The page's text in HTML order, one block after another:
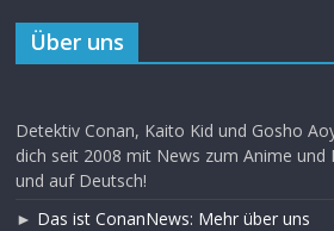
Über uns
Detektiv Conan, Kaito Kid und Gosho
dich seit 2008 mit News zum Anime und
und auf Deutsch!
► Das ist ConanNews: Mehr über uns